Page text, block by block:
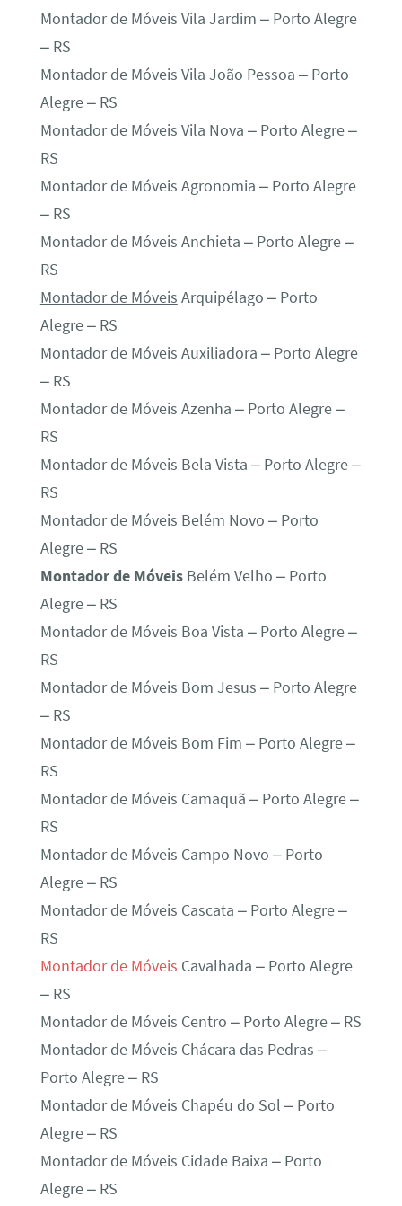
Montador de Móveis Vila Jardim – Porto Alegre
– RS
Montador de Móveis Vila João Pessoa – Porto
Alegre – RS
Montador de Móveis Vila Nova – Porto Alegre –
RS
Montador de Móveis Agronomia – Porto Alegre
– RS
Montador de Móveis Anchieta – Porto Alegre –
RS
Montador de Móveis Arquipélago – Porto
Alegre – RS
Montador de Móveis Auxiliadora – Porto Alegre
– RS
Montador de Móveis Azenha – Porto Alegre –
RS
Montador de Móveis Bela Vista – Porto Alegre –
RS
Montador de Móveis Belém Novo – Porto
Alegre – RS
Montador de MóveisBelém Velho – Porto
Alegre – RS
Montador de Móveis Boa Vista – Porto Alegre –
RS
Montador de Móveis Bom Jesus – Porto Alegre
– RS
Montador de Móveis Bom Fim – Porto Alegre –
RS
Montador de Móveis Camaquã – Porto Alegre –
RS
Montador de Móveis Campo Novo – Porto
Alegre – RS
Montador de Móveis Cascata – Porto Alegre –
RS
Montador de Móveis Cavalhada – Porto Alegre
– RS
Montador de Móveis Centro – Porto Alegre – RS
Montador de Móveis Chácara das Pedras –
Porto Alegre – RS
Montador de Móveis Chapéu do Sol – Porto
Alegre – RS
Montador de Móveis Cidade Baixa – Porto
Alegre – RS